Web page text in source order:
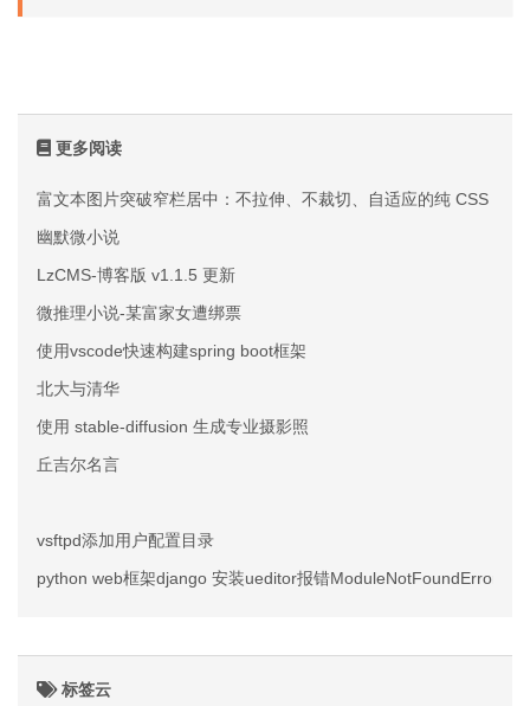
更多阅读
富文本图片突破窄栏居中：不拉伸、不裁切、自适应的纯 CSS 方案
幽默微小说
LzCMS-博客版 v1.1.5 更新
微推理小说-某富家女遭绑票
使用vscode快速构建spring boot框架
北大与清华
使用 stable-diffusion 生成专业摄影照
丘吉尔名言
vsftpd添加用户配置目录
python web框架django 安装ueditor报错ModuleNotFoundError: No
标签云